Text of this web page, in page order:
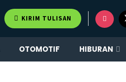
KIRIM TULISAN
OTOMOTIF HIBURAN